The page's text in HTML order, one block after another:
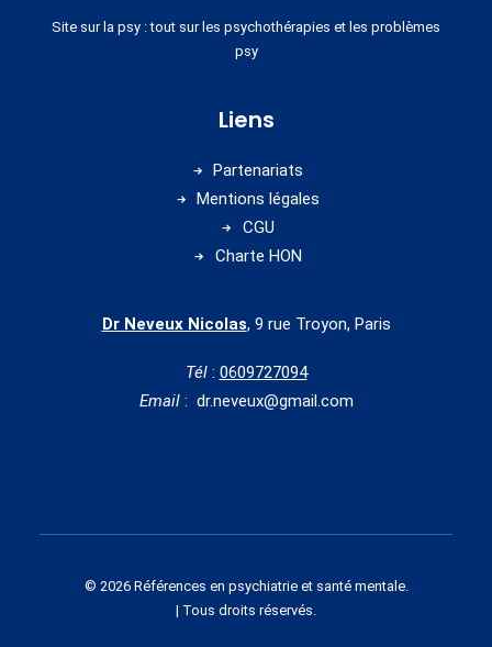
Site sur la psy : tout sur les psychothérapies et les problèmes
psy
Liens
Partenariats
Mentions légales
CGU
Charte HON
Dr Neveux Nicolas, 9 rue Troyon, Paris
Tél : 0609727094
Email: dr.neveux@gmail.com
© 2026 Références en psychiatrie et santé mentale.
| Tous droits réservés.